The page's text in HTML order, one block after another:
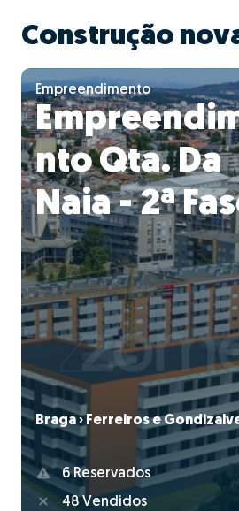
Construção
Empreendimento
nto Qta. Da
Naia - 2ª
Braga › Ferreiros e
6 Reservados
48 Vendidos